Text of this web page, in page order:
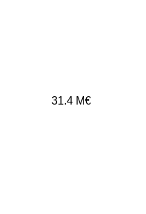
31.4 M€